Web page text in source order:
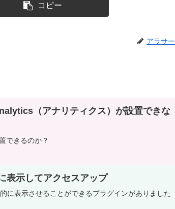
コピー
アラサー
（アナリティクス）が設置できな
できるのか？
表示してアクセスアップ
に表示させることができるプラグインがありました